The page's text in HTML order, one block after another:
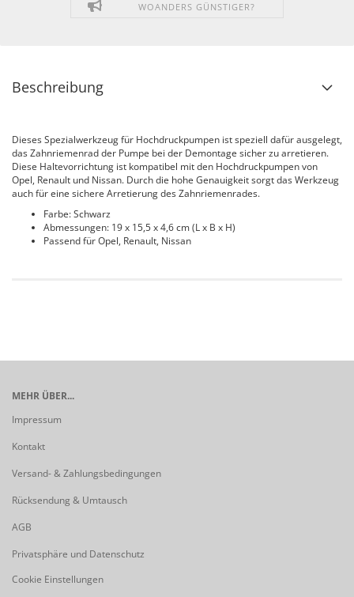
WOANDERS GÜNSTIGER?
Beschreibung
Dieses Spezialwerkzeug für Hochdruckpumpen ist speziell dafür ausgelegt,
das Zahnriemenrad der Pumpe bei der Demontage sicher zu arretieren.
Diese Haltevorrichtung ist kompatibel mit den Hochdruckpumpen von
Opel, Renault und Nissan. Durch die hohe Genauigkeit sorgt das Werkzeug
auch für eine sichere Arretierung des Zahnriemenrades.
Farbe: Schwarz
Abmessungen: 19 x 15,5 x 4,6 cm (L x B x H)
Passend für Opel, Renault, Nissan
MEHR ÜBER...
Impressum
Kontakt
Versand- & Zahlungsbedingungen
Rücksendung & Umtausch
AGB
Privatsphäre und Datenschutz
Cookie Einstellungen